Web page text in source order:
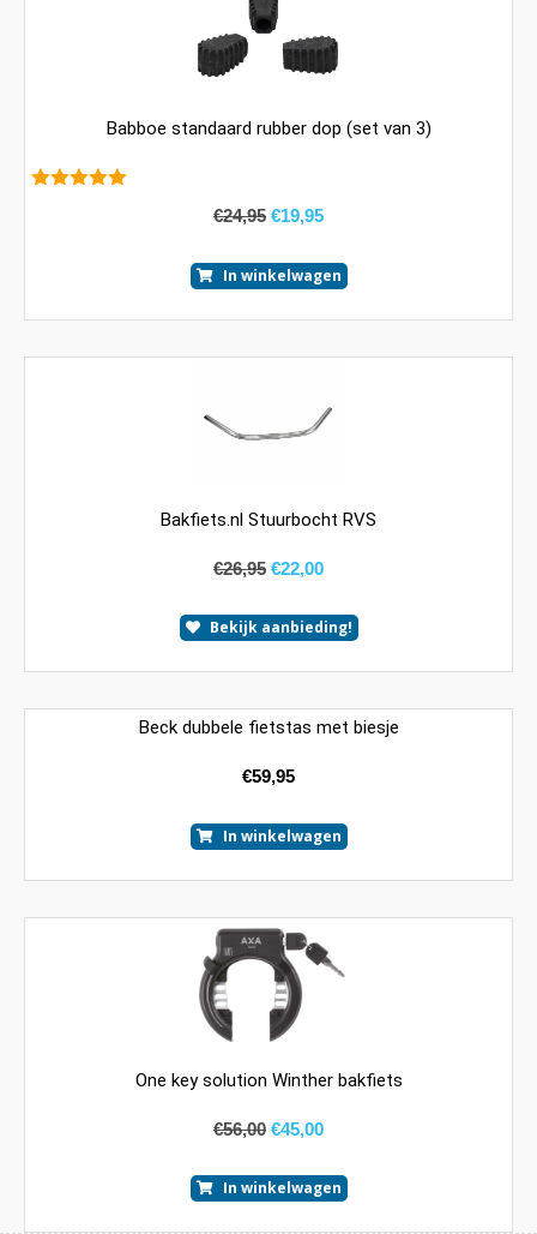
Babboe standaard rubber dop (set van 3)
€24,95 €19,95
In winkelwagen
Bakfiets.nl Stuurbocht RVS
€26,95 €22,00
Bekijk aanbieding!
Beck dubbele fietstas met biesje
€59,95
In winkelwagen
One key solution Winther bakfiets
€56,00 €45,00
In winkelwagen